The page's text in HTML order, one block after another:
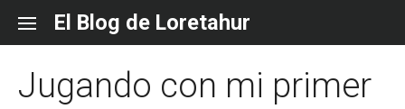
content
El Blog de Loretahur
Jugando con mi primer